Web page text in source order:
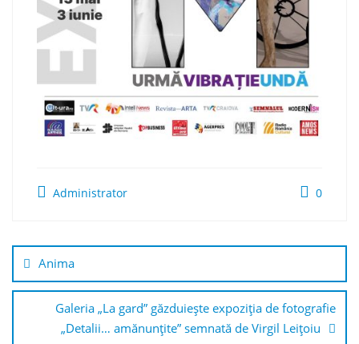
Administrator 0
în
articole
Anima
Galeria „La gard” găzduiește expoziția de fotografie
„Detalii… amănunțite” semnată de Virgil Leițoiu